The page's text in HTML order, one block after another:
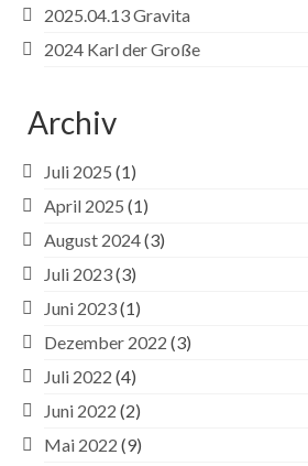
2025.04.13 Gravita
2024 Karl der Große
Archiv
Juli 2025 (1)
April 2025 (1)
August 2024(3)
Juli 2023(3)
Juni 2023(1)
Dezember 2022 (3)
Juli 2022 (4)
Juni 2022 (2)
Mai 2022 (9)